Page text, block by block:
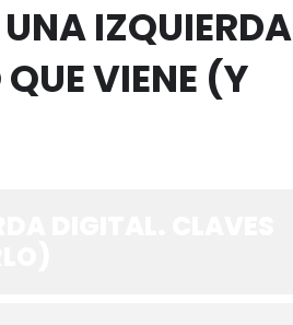
IZQUIERDA
VIENE (Y